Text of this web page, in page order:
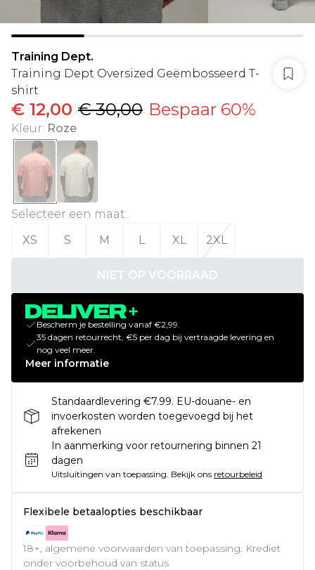
Training Dept.
Training Dept Oversized Geëmbosseerd T-
shirt
€ 12,00 € 30,00 Bespaar 60%
Kleur: Roze
Selecteer een maat:
XS
S M L XL 2XL
NIET OP VOORRAAD
Bescherm je bestelling vanaf €2,99.
35 dagen retourrecht, €5 per dag bij vertraagde levering en
nog veel meer.
Meer informatie
Standaardlevering €7.99. EU-douane- en
invoerkosten worden toegevoegd bij het
afrekenen
In aanmerking voor retournering binnen 21
dagen
Uitsluitingen van toepassing. Bekijk ons retourbeleid
Flexibele betaalopties beschikbaar
18+, algemene voorwaarden van toepassing. Krediet
onder voorbehoud van status